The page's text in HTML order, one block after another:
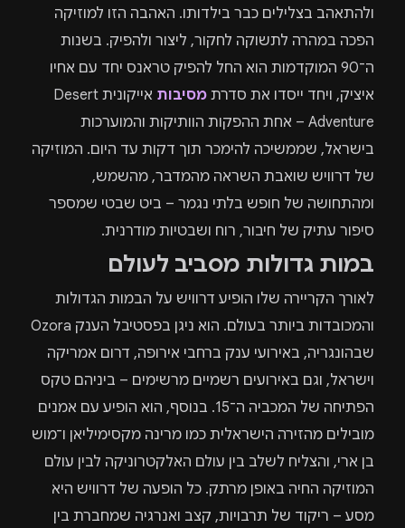
ולהתאהב בצלילים כבר בילדותו. האהבה הזו למוזיקה
הפכה במהרה לתשוקה לחקור, ליצור ולהפיק. בשנות
ה־90 המוקדמות הוא החל להפיק טראנס יחד עם אחיו
איציק, ויחד ייסדו את סדרת מסיבות
אייקונית Desert
Adventure – אחת ההפקות הוותיקות והמוערכות
בישראל, שממשיכה להימכר תוך דקות עד היום. המוזיקה
של דרוויש שואבת השראה מהמדבר, מהשמש,
ומהתחושה של חופש בלתי נגמר – ביט שבטי שמספר
סיפור עתיק של חיבור, רוח ושבטיות מודרנית.
במות גדולות מסביב לעולם
לאורך הקריירה שלו הופיע דרוויש על הבמות הגדולות
והמכובדות ביותר בעולם. הוא ניגן בפסטיבל הענק Ozora
שבהונגריה, באירועי ענק ברחבי אירופה, דרום אמריקה
וישראל, וגם באירועים רשמיים מרשימים – ביניהם טקס
הפתיחה של המכביה ה־15. בנוסף, הוא הופיע עם אמנים
מובילים מהזירה הישראלית כמו מרינה מקסימיליאן ו־מוש
בן ארי, והצליח לשלב בין עולם האלקטרוניקה לבין עולם
המוזיקה החיה באופן מרתק. כל הופעה של דרוויש היא
מסע – ריקוד של תרבויות, קצב ואנרגיה שמחברת בין